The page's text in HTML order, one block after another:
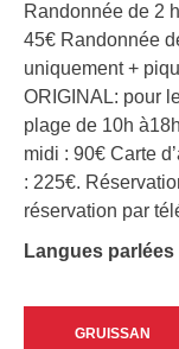
Randonnée de 2
45€ Randonnée
uniquement +
ORIGINAL: pour
plage de 10h
midi : 90€ Carte
: 225€.
réservation par
Langues parlées